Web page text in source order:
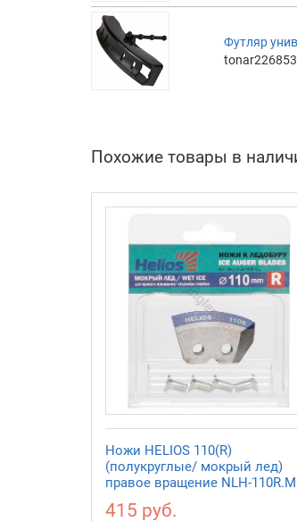
Футляр
tonar226853
Похожие товары в
Ножи HELIOS 110(R)
(полукруглые/ мокрый лед)
правое вращение NLH-
415 руб.